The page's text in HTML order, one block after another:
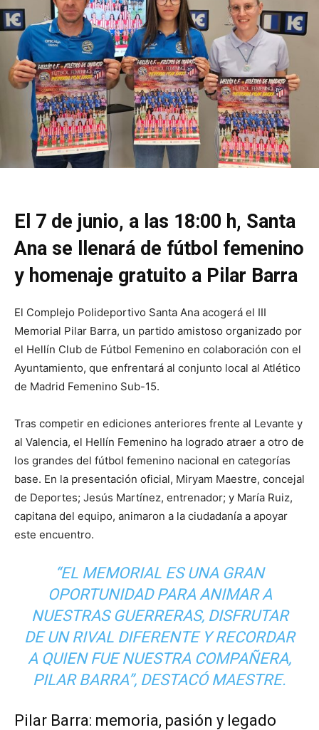
El 7 de junio, a las 18:00 h, Santa
Ana se llenará de fútbol femenino
y homenaje gratuito a Pilar Barra
El Complejo Polideportivo Santa Ana acogerá el III
Memorial Pilar Barra, un partido amistoso organizado por
el Hellín Club de Fútbol Femenino en colaboración con el
Ayuntamiento, que enfrentará al conjunto local al Atlético
de Madrid Femenino Sub-15.
Tras competir en ediciones anteriores frente al Levante y
al Valencia, el Hellín Femenino ha logrado atraer a otro de
los grandes del fútbol femenino nacional en categorías
base. En la presentación oficial, Miryam Maestre, concejal
de Deportes; Jesús Martínez, entrenador; y María Ruiz,
capitana del equipo, animaron a la ciudadanía a apoyar
este encuentro.
“EL MEMORIAL ES UNA GRAN
OPORTUNIDAD PARA ANIMAR A
NUESTRAS GUERRERAS, DISFRUTAR
DE UN RIVAL DIFERENTE Y RECORDAR
A QUIEN FUE NUESTRA COMPAÑERA,
PILAR BARRA”, DESTACÓ MAESTRE.
Pilar Barra: memoria, pasión y legado